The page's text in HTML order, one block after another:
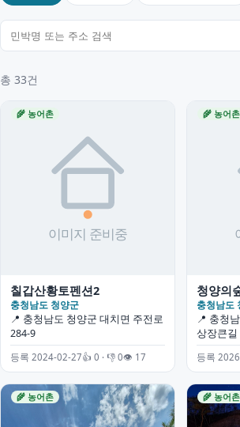
총 33건
🌾 농어촌
칠갑산황토펜션2
충청남도 청양군
📍 충청남도 청양군 대치면 주전로
284-9
등록 2024-02-27👍 0 · 👎 0👁 17
🌾 농어촌
청양의
충청남도
📍 충청
상장큰길
등록
🌾 농어촌 🌾 농어촌